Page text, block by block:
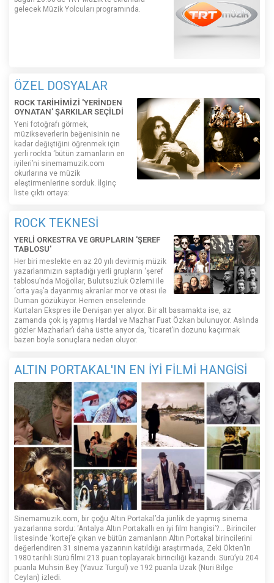
gelecek Müzik Yolcuları programında.
ÖZEL DOSYALAR
ROCK TARİHİMİZİ 'YERİNDEN
OYNATAN' ŞARKILAR SEÇİLDİ
Yeni fotoğrafı görmek,
müzikseverlerin beğenisinin ne
kadar değiştiğini öğrenmek için
yerli rockta ‘bütün zamanların en
iyileri’ni sinemamuzik.com
okurlarına ve müzik
eleştirmenlerine sorduk. İlginç
liste çıktı ortaya:
ROCK TEKNESİ
YERLİ ORKESTRA VE GRUPLARIN 'ŞEREF
TABLOSU'
Her biri meslekte en az 20 yılı devirmiş müzik
yazarlarımızın saptadığı yerli grupların ‘şeref
tablosu’nda Moğollar, Bulutsuzluk Özlemi ile
‘orta yaş’a dayanmış akranlar mor ve ötesi ile
Duman gözüküyor. Hemen enselerinde
Kurtalan Ekspres ile Dervişan yer alıyor. Bir alt basamakta ise, az
zamanda çok iş yapmış Hardal ve Mazhar Fuat Özkan bulunuyor. Aslında
gözler Mazharlar’ı daha üstte arıyor da, ‘ticaret’in dozunu kaçırmak
bazen böyle sonuçlara neden oluyor.
ALTIN PORTAKAL'IN EN İYİ FİLMİ HANGİSİ
Sinemamuzik.com, bir çoğu Altın Portakal’da jürilik de yapmış sinema
yazarlarına sordu: ‘Antalya Altın Portakallı en iyi film hangisi’?... Birinciler
listesinde ‘kortej’e çıkan ve bütün zamanların Altın Portakal birincilerini
değerlendiren 31 sinema yazarının katıldığı araştırmada, Zeki Ökten’in
1980 tarihli Sürü filmi 213 puan toplayarak birinciliği kazandı. Sürü’yü 204
puanla Muhsin Bey (Yavuz Turgul) ve 192 puanla Uzak (Nuri Bilge
Ceylan) izledi.